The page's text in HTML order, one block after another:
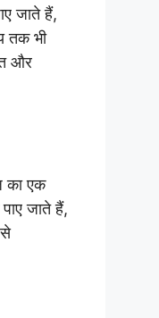
जाते हैं,
तक भी
और
का एक
जाते हैं,